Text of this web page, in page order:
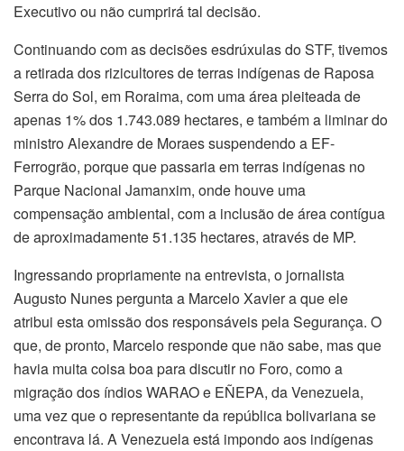
Executivo ou não cumprirá tal decisão.
Continuando com as decisões esdrúxulas do STF, tivemos
a retirada dos rizicultores de terras indígenas de Raposa
Serra do Sol, em Roraima, com uma área pleiteada de
apenas 1% dos 1.743.089 hectares, e também a liminar do
ministro Alexandre de Moraes suspendendo a EF-
Ferrogrão, porque que passaria em terras indígenas no
Parque Nacional Jamanxim, onde houve uma
compensação ambiental, com a inclusão de área contígua
de aproximadamente 51.135 hectares, através de MP.
Ingressando propriamente na entrevista, o jornalista
Augusto Nunes pergunta a Marcelo Xavier a que ele
atribui esta omissão dos responsáveis pela Segurança. O
que, de pronto, Marcelo responde que não sabe, mas que
havia muita coisa boa para discutir no Foro, como a
migração dos índios WARAO e EÑEPA, da Venezuela,
uma vez que o representante da república bolivariana se
encontrava lá. A Venezuela está impondo aos indígenas